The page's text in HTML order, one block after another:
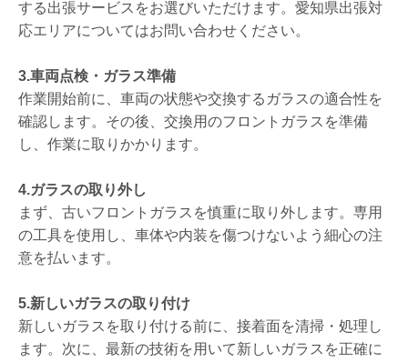
する出張サービスをお選びいただけます。愛知県出張対
応エリアについてはお問い合わせください。
3.車両点検・ガラス準備
作業開始前に、車両の状態や交換するガラスの適合性を
確認します。その後、交換用のフロントガラスを準備
し、作業に取りかかります。
4.ガラスの取り外し
まず、古いフロントガラスを慎重に取り外します。専用
の工具を使用し、車体や内装を傷つけないよう細心の注
意を払います。
5.新しいガラスの取り付け
新しいガラスを取り付ける前に、接着面を清掃・処理し
ます。次に、最新の技術を用いて新しいガラスを正確に